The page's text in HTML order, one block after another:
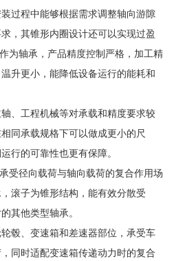
过程中能够根据需求调整轴向游隙
，其锥形内圈设计还可以实现过盈
为轴承，产品精度控制严格，加工精
升更小，能降低设备运行的能耗和
、工程机械等对承载和精度要求较
同承载规格下可以做成更小的尺
行的可靠性也更有保障。
受径向载荷与轴向载荷的复合作用场
滚子为锥形结构，能有效分散受
其他类型轴承。
毂、变速箱和差速器部位，承受车
同时适配变速箱传递动力时的复合